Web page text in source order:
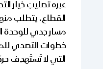
عبره تصليبَ خيار
القطاع، يتطلب
مسار جدي للوحدة
خطوات التصدي
التي لا تَستَهدِف